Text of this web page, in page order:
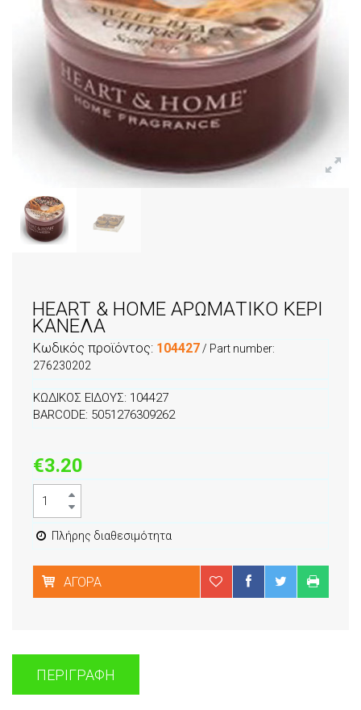
HEART & HOME ΑΡΩΜΑΤΙΚΟ ΚΕΡΙ
ΚΑΝΕΛΑ
Κωδικός προϊόντος: 104427 / Part number:
276230202
ΚΩΔΙΚΟΣ ΕΙΔΟΥΣ: 104427
BARCODE: 5051276309262
€3.20
Πλήρης διαθεσιμότητα
ΑΓΟΡΆ
ΠΕΡΙΓΡΑΦΉ